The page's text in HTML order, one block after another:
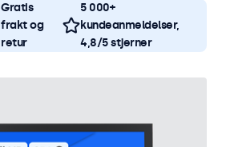
Gratis
frakt og
retur
5 000+
kundeanmeldelser,
4,8/5 stjerner